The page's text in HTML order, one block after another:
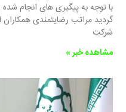
با توجه به پیگیری های انجام
گردید مراتب رضایتمندی
شرکت
مشاهده خبر »